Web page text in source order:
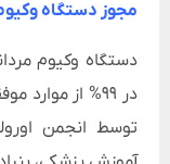
مجوز دستگاه
دستگاه وکیوم
در 99% از
توسط انجمن